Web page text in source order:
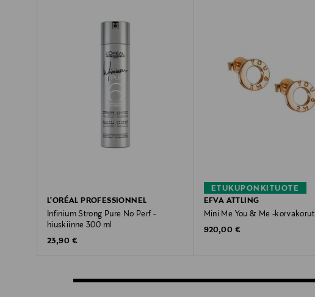
L'ORÉAL PROFESSIONNEL
Infinium Strong Pure No Perf -
hiuskiinne 300 ml
Original Price
23,90 €
ETUKUPONKITUOTE
EFVA ATTLING
Mini Me You & Me -korvakorut
Original Price
920,00 €